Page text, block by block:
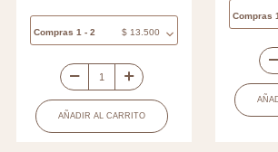
Compras 1 - 2 $13.500
Medalla
covergold
ovalada
AÑADIR AL CARRITO
Compras